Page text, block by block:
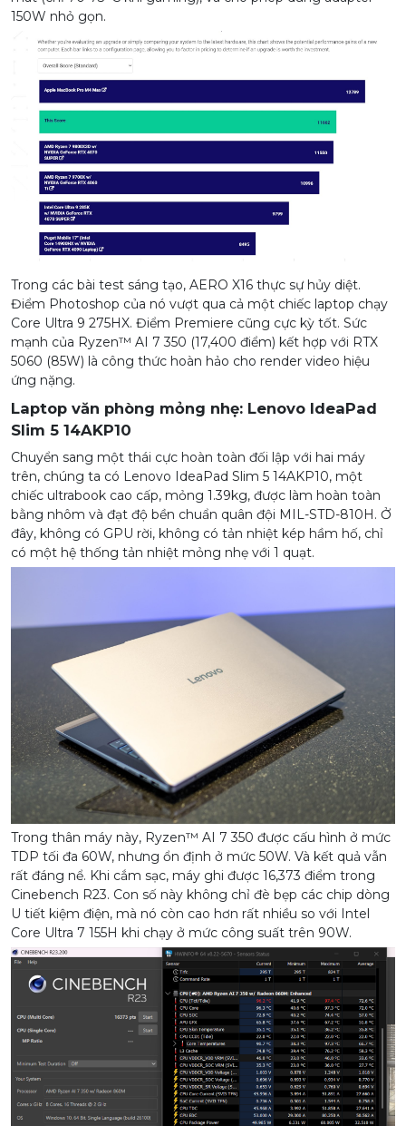
150W nhỏ gọn.
Trong các bài test sáng tạo, AERO X16 thực sự hủy diệt.
Điểm Photoshop của nó vượt qua cả một chiếc laptop chạy
Core Ultra 9 275HX. Điểm Premiere cũng cực kỳ tốt. Sức
mạnh của Ryzen™ AI 7 350 (17,400 điểm) kết hợp với RTX
5060 (85W) là công thức hoàn hảo cho render video hiệu
ứng nặng.
Laptop văn phòng mỏng nhẹ: Lenovo IdeaPad
Slim 5 14AKP10
Chuyển sang một thái cực hoàn toàn đối lập với hai máy
trên, chúng ta có Lenovo IdeaPad Slim 5 14AKP10, một
chiếc ultrabook cao cấp, mỏng 1.39kg, được làm hoàn toàn
bằng nhôm và đạt độ bền chuẩn quân đội MIL-STD-810H. Ở
đây, không có GPU rời, không có tản nhiệt kép hầm hố, chỉ
có một hệ thống tản nhiệt mỏng nhẹ với 1 quạt.
Trong thân máy này, Ryzen™ AI 7 350 được cấu hình ở mức
TDP tối đa 60W, nhưng ổn định ở mức 50W. Và kết quả vẫn
rất đáng nể. Khi cắm sạc, máy ghi được 16,373 điểm trong
Cinebench R23. Con số này không chỉ đè bẹp các chip dòng
U tiết kiệm điện, mà nó còn cao hơn rất nhiều so với Intel
Core Ultra 7 155H khi chạy ở mức công suất trên 90W.